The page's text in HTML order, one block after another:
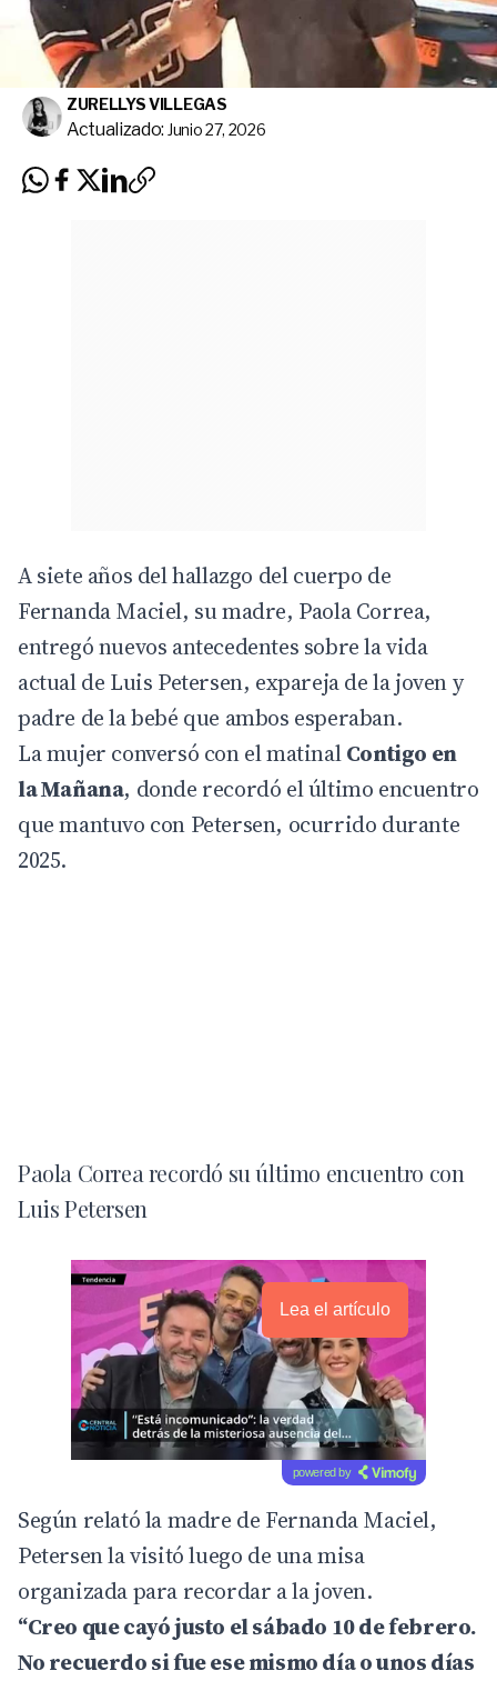
ZURELLYS VILLEGAS
Actualizado: Junio 27, 2026
A siete años del hallazgo del cuerpo de
Fernanda Maciel, su madre, Paola Correa,
entregó nuevos antecedentes sobre la vida
actual de Luis Petersen, expareja de la joven y
padre de la bebé que ambos esperaban.
La mujer conversó con el matinalContigo en
la Mañana, donde recordó el último encuentro
que mantuvo con Petersen, ocurrido durante
2025.
Paola Correa recordó su último encuentro con
Luis Petersen
Lea el artículo
powered by
Según relató la madre de Fernanda Maciel,
Petersen la visitó luego de una misa
organizada para recordar a la joven.
“Creo que cayó justo el sábado 10 de febrero.
No recuerdo si fue ese mismo día o unos días